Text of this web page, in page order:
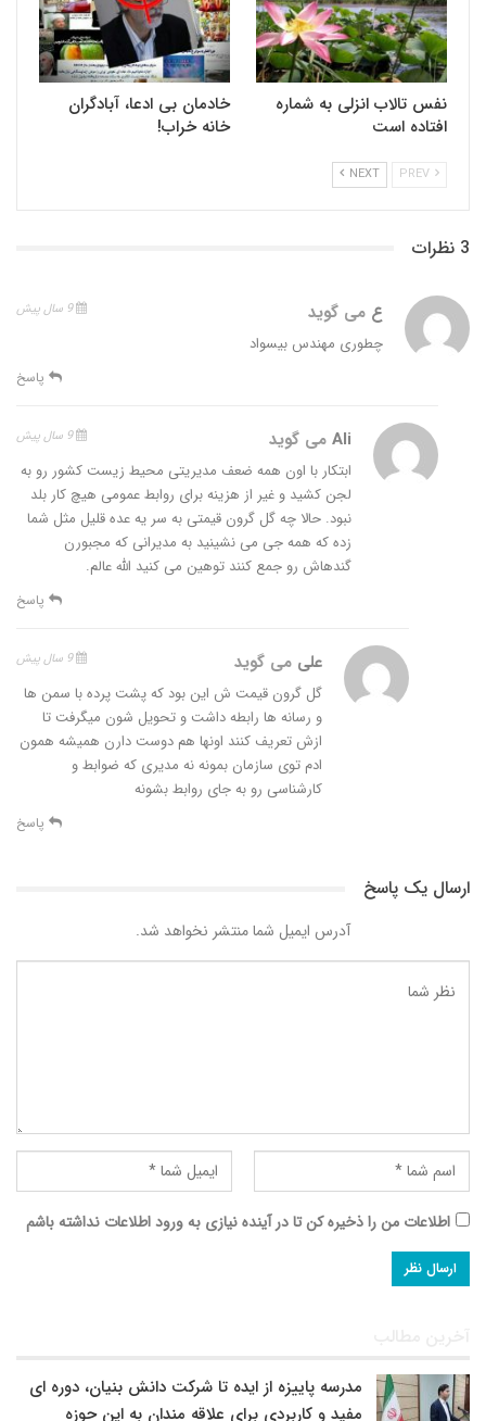
نفس تالاب انزلی به شماره
افتاده است
خادمان بی ادعا، آبادگران
خانه خراب!
NEXT
3 نظرات
ع می گوید 9 سال پیش
چطوری مهندس بیسواد
پاسخ
Ali می گوید 9 سال پیش
ابتکار با اون همه ضعف مدیریتی محیط زیست کشور رو به
لجن کشید و غیر از هزینه برای روابط عمومی هیچ کار بلد
نبود. حالا چه گل گرون قیمتی به سر یه عده قلیل مثل شما
زده که همه جی می نشینید به مدیرانی که مجبورن
گندهاش رو جمع کنند توهین می کنید الله عالم.
پاسخ
علیمی گوید 9 سال پیش
گل گرون قیمت ش این بود که پشت پرده با سمن ها
و رسانه ها رابطه داشت و تحویل شون میگرفت تا
ازش تعریف کنند اونها هم دوست دارن همیشه همون
ادم توی سازمان بمونه نه مدیری که ضوابط و
کارشناسی رو به جای روابط بشونه
پاسخ
ارسال یک پاسخ
آدرس ایمیل شما منتشر نخواهد شد.
اطلاعات من را ذخیره کن تا در آینده نیازی به ورود اطلاعات نداشته باشم
آخرین مطالب
مدرسه پاییزه از ایده تا شرکت دانش بنیان، دوره ای
مفید و کاربردی برای علاقه مندان به این حوزه